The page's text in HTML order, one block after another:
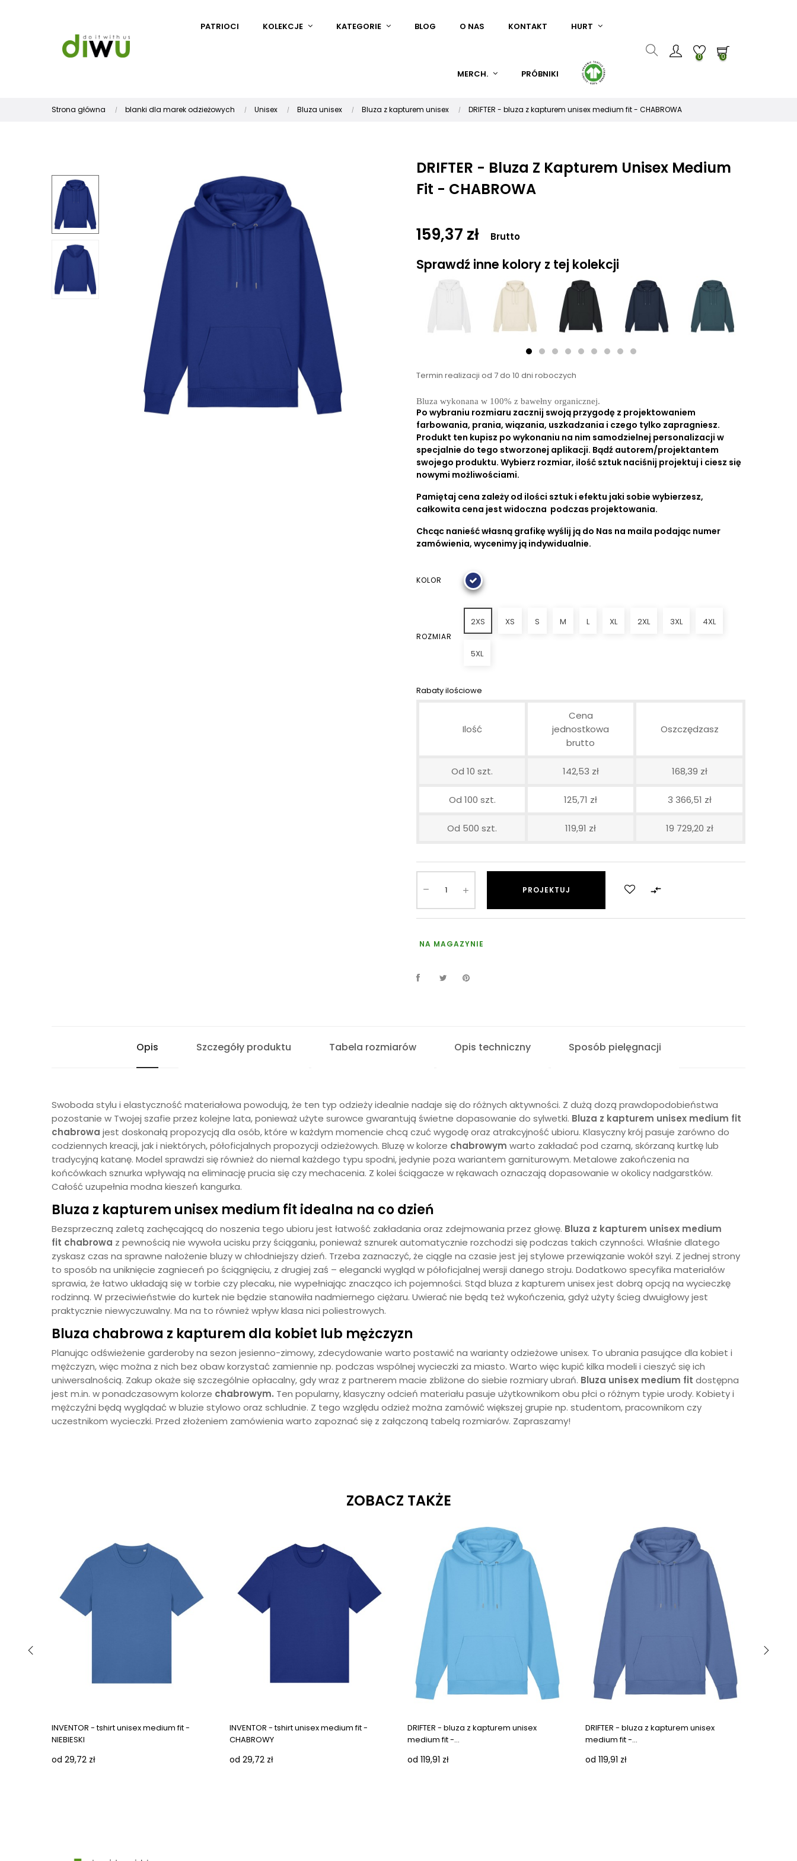
PATRIOCI KOLEKCJE KATEGORIE BLOG O NAS KONTAKT HURT
MERCH. PRÓBNIKI
0 0
Strona główna blanki dla marek odzieżowych Unisex Bluza unisex Bluza z kapturem unisex DRIFTER - bluza z kapturem unisex medium fit - CHABROWA
DRIFTER - Bluza Z Kapturem Unisex Medium
Fit - CHABROWA
159,37 zł Brutto
Sprawdź inne kolory z tej kolekcji
Termin realizacji od 7 do 10 dni roboczych
Bluza wykonana w 100% z bawełny organicznej.
Po wybraniu rozmiaru zacznij swoją przygodę z projektowaniem
farbowania, prania, wiązania, uszkadzania i czego tylko zapragniesz.
Produkt ten kupisz po wykonaniu na nim samodzielnej personalizacji w
specjalnie do tego stworzonej aplikacji. Bądź autorem/projektantem
swojego produktu. Wybierz rozmiar, ilość sztuk naciśnij projektuj i ciesz się
nowymi możliwościami.
Pamiętaj cena zależy od ilości sztuk i efektu jaki sobie wybierzesz,
całkowita cena jest widoczna podczas projektowania.
Chcąc nanieść własną grafikę wyślij ją do Nas na maila podając numer
zamówienia, wycenimy ją indywidualnie.
KOLOR
ROZMIAR
2XS XS S M L XL 2XL 3XL 4XL
5XL
Rabaty ilościowe
Ilość
Cena
jednostkowa
brutto
Oszczędzasz
Od 10 szt. 142,53 zł 168,39 zł
Od 100 szt. 125,71 zł 3 366,51 zł
Od 500 szt. 119,91 zł 19 729,20 zł
PROJEKTUJ 
NA MAGAZYNIE
Opis Szczegóły produktu Tabela rozmiarów Opis techniczny Sposób pielęgnacji
Swoboda stylu i elastyczność materiałowa powodują, że ten typ odzieży idealnie nadaje się do różnych aktywności. Z dużą dozą prawdopodobieństwa
pozostanie w Twojej szafie przez kolejne lata, ponieważ użyte surowce gwarantują świetne dopasowanie do sylwetki. Bluza z kapturem unisex medium fit
chabrowa jest doskonałą propozycją dla osób, które w każdym momencie chcą czuć wygodę oraz atrakcyjność ubioru. Klasyczny krój pasuje zarówno do
codziennych kreacji, jak i niektórych, półoficjalnych propozycji odzieżowych. Bluzę w kolorze chabrowym warto zakładać pod czarną, skórzaną kurtkę lub
tradycyjną katanę. Model sprawdzi się również do niemal każdego typu spodni, jedynie poza wariantem garniturowym. Metalowe zakończenia na
końcówkach sznurka wpływają na eliminację prucia się czy mechacenia. Z kolei ściągacze w rękawach oznaczają dopasowanie w okolicy nadgarstków.
Całość uzupełnia modna kieszeń kangurka.
Bluza z kapturem unisex medium fit idealna na co dzień
Bezsprzeczną zaletą zachęcającą do noszenia tego ubioru jest łatwość zakładania oraz zdejmowania przez głowę. Bluza z kapturem unisex medium
fit chabrowa z pewnością nie wywoła ucisku przy ściąganiu, ponieważ sznurek automatycznie rozchodzi się podczas takich czynności. Właśnie dlatego
zyskasz czas na sprawne nałożenie bluzy w chłodniejszy dzień. Trzeba zaznaczyć, że ciągle na czasie jest jej stylowe przewiązanie wokół szyi. Z jednej strony
to sposób na uniknięcie zagnieceń po ściągnięciu, z drugiej zaś – elegancki wygląd w półoficjalnej wersji danego stroju. Dodatkowo specyfika materiałów
sprawia, że łatwo układają się w torbie czy plecaku, nie wypełniając znacząco ich pojemności. Stąd bluza z kapturem unisex jest dobrą opcją na wycieczkę
rodzinną. W przeciwieństwie do kurtek nie będzie stanowiła nadmiernego ciężaru. Uwierać nie będą też wykończenia, gdyż użyty ścieg dwuigłowy jest
praktycznie niewyczuwalny. Ma na to również wpływ klasa nici poliestrowych.
Bluza chabrowa z kapturem dla kobiet lub mężczyzn
Planując odświeżenie garderoby na sezon jesienno-zimowy, zdecydowanie warto postawić na warianty odzieżowe unisex. To ubrania pasujące dla kobiet i
mężczyzn, więc można z nich bez obaw korzystać zamiennie np. podczas wspólnej wycieczki za miasto. Warto więc kupić kilka modeli i cieszyć się ich
uniwersalnością. Zakup okaże się szczególnie opłacalny, gdy wraz z partnerem macie zbliżone do siebie rozmiary ubrań. Bluza unisex medium fit dostępna
jest m.in. w ponadczasowym kolorze chabrowym. Ten popularny, klasyczny odcień materiału pasuje użytkownikom obu płci o różnym typie urody. Kobiety i
mężczyźni będą wyglądać w bluzie stylowo oraz schludnie. Z tego względu odzież można zamówić większej grupie np. studentom, pracownikom czy
uczestnikom wycieczki. Przed złożeniem zamówienia warto zapoznać się z załączoną tabelą rozmiarów. Zapraszamy!
ZOBACZ TAKŻE
INVENTOR - tshirt unisex medium fit -
NIEBIESKI
od 29,72 zł
INVENTOR - tshirt unisex medium fit -
CHABROWY
od 29,72 zł
DRIFTER - bluza z kapturem unisex
medium fit -...
od 119,91 zł
DRIFTER - bluza z kapturem unisex
medium fit -...
od 119,91 zł